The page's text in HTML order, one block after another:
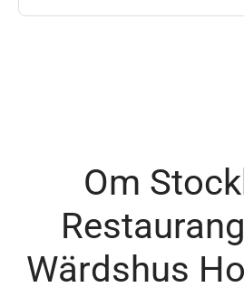
Om
Wärdshus